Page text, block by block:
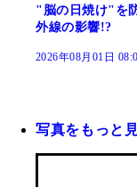
"脳の日焼け"を
外線の影響!?
2026年08月01日
写真をもっと